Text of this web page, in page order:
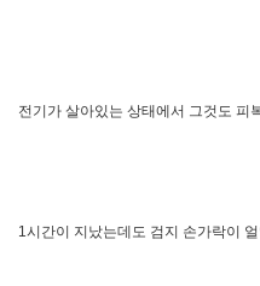
전기가 살아있는 상태에서 그것도 피
1시간이 지났는데도 검지 손가락이